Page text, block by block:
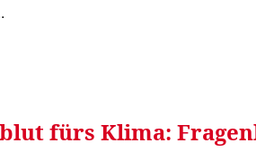
fürs Klima: